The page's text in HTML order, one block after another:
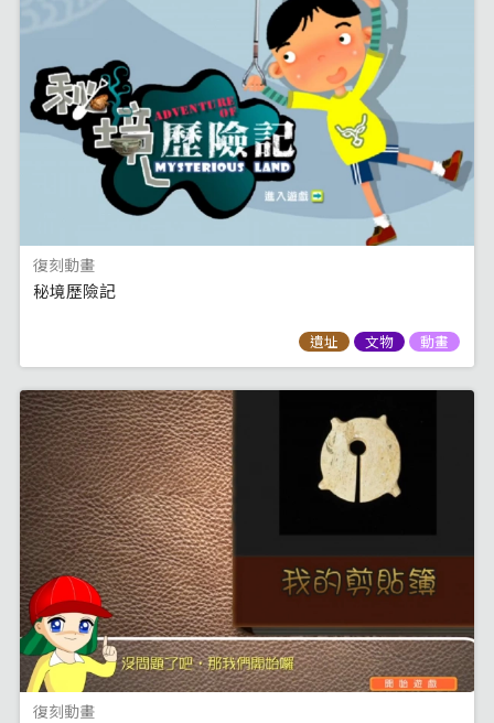
復刻動畫
秘境歷險記
遺址 文物 動畫
復刻動畫